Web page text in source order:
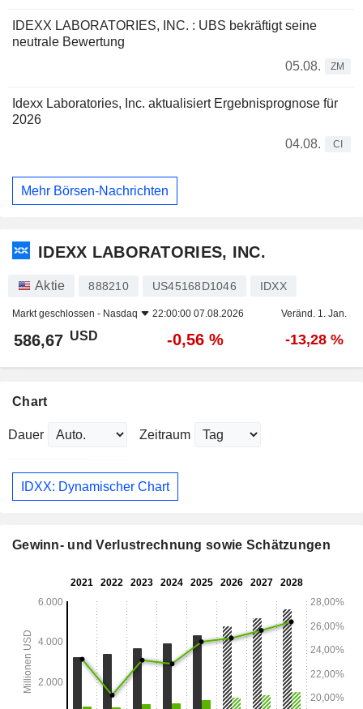
IDEXX LABORATORIES, INC. : UBS bekräftigt seine
neutrale Bewertung
05.08.
ZM
Idexx Laboratories, Inc. aktualisiert Ergebnisprognose für
2026
04.08.
CI
Mehr Börsen-Nachrichten
IDEXX LABORATORIES, INC.
Aktie 888210 US45168D1046 IDXX
Markt geschlossen - Nasdaq 22:00:00 07.08.2026 Veränd. 1. Jan.
586,67 USD -0,56 % -13,28 %
Chart
Dauer Zeitraum
IDXX: Dynamischer Chart
Gewinn- und Verlustrechnung sowie Schätzungen